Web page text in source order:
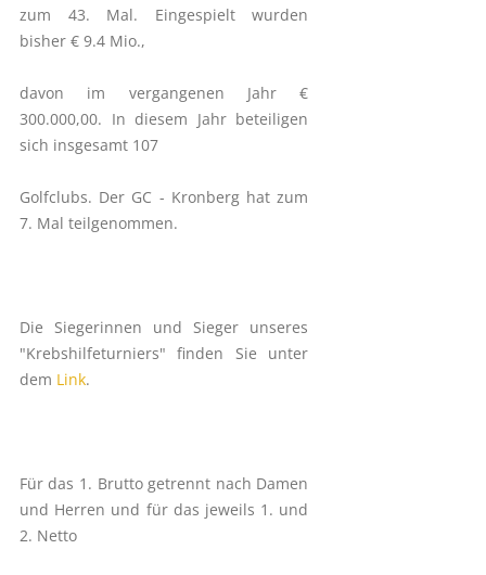
zum 43. Mal. Eingespielt wurden
bisher € 9.4 Mio.,
davon im vergangenen Jahr €
300.000,00. In diesem Jahr beteiligen
sich insgesamt 107
Golfclubs. Der GC - Kronberg hat zum
7. Mal teilgenommen.
Die Siegerinnen und Sieger unseres
"Krebshilfeturniers" finden Sie unter
dem Link.
Für das 1. Brutto getrennt nach Damen
und Herren und für das jeweils 1. und
2. Netto